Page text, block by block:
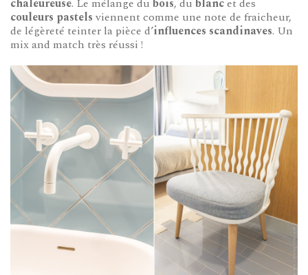
couleurs pastels viennent comme une note de fraicheur,
de légèreté teinter la pièce d’influences scandinaves. Un
mix and match très réussi !